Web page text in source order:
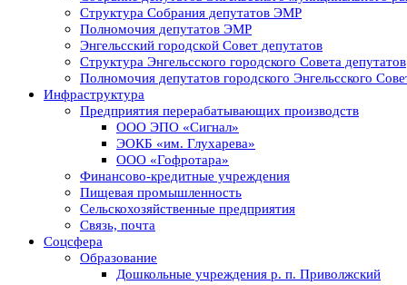
Структура Собрания депутатов ЭМР
Полномочия депутатов ЭМР
Энгельсский городской Совет депутатов
Структура Энгельсского городского Совета депутатов
Полномочия депутатов городского Энгельсского
Инфраструктура
Предприятия перерабатывающих производств
ООО ЭПО «Сигнал»
ЭОКБ «им. Глухарева»
ООО «Гофротара»
Финансово-кредитные учреждения
Пищевая промышленность
Сельскохозяйственные предприятия
Связь, почта
Соцсфера
Образование
Дошкольные учреждения р. п. Приволжский